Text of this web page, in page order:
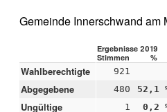
Gemeinde Innerschwand am
Ergebnisse 2019
Stimmen
%
Wahlberechtigte 921
Abgegebene 480 52,1
Ungültige 1 0,2